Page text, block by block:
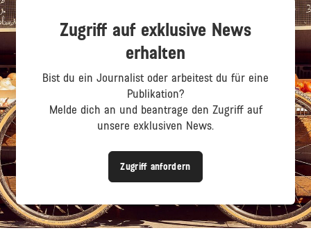
Zugriff auf exklusive News
erhalten
Bist du ein Journalist oder arbeitest du für eine
Publikation?
Melde dich an und beantrage den Zugriff auf
unsere exklusiven News.
Zugriff anfordern